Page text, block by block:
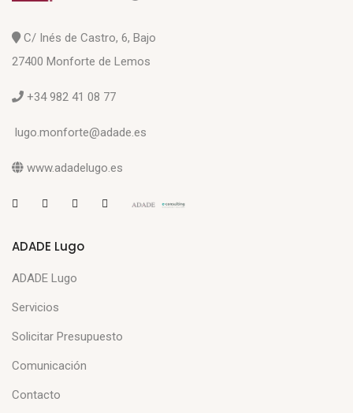
C/ Inés de Castro, 6, Bajo
27400 Monforte de Lemos
+34 982 41 08 77
lugo.monforte@adade.es
www.adadelugo.es
ADADE Lugo
ADADE Lugo
Servicios
Solicitar Presupuesto
Comunicación
Contacto